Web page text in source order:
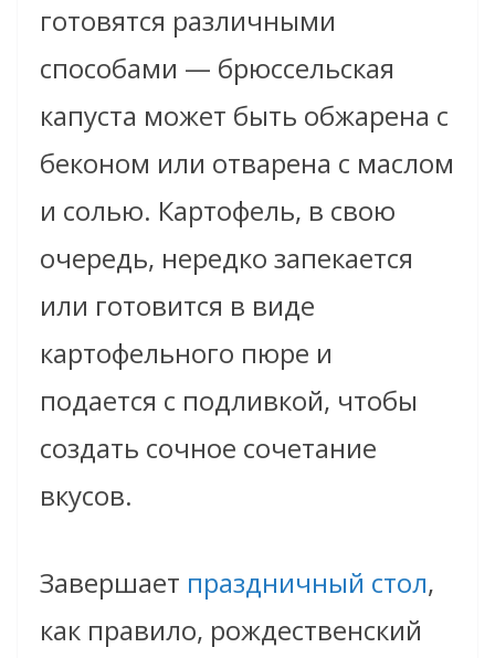
готовятся различными
способами — брюссельская
капуста может быть обжарена с
беконом или отварена с маслом
и солью. Картофель, в свою
очередь, нередко запекается
или готовится в виде
картофельного пюре и
подается с подливкой, чтобы
создать сочное сочетание
вкусов.
Завершает праздничный стол,
как правило, рождественский